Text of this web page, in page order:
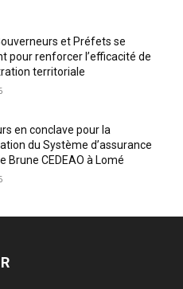
et Préfets se
pour renforcer l’efficacité de
territoriale
en conclave pour la
du Système d’assurance
Brune CEDEAO à Lomé